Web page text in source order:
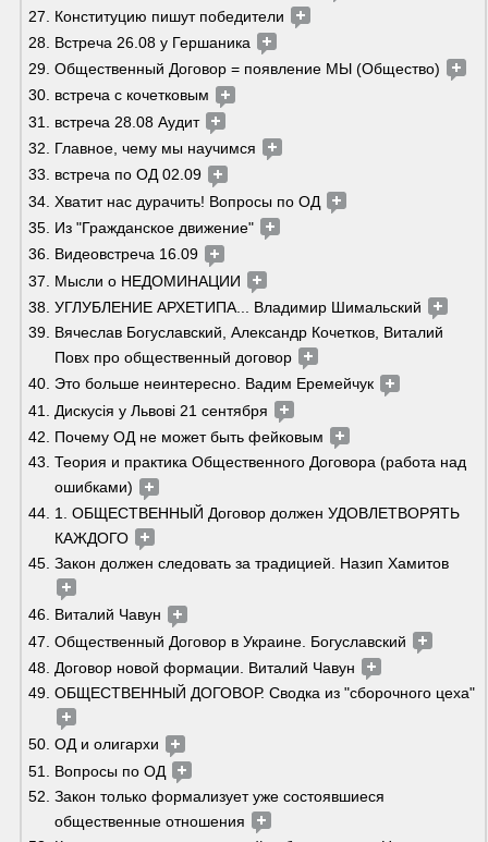
Конституцию пишут победители
Встреча 26.08 у Гершаника
Общественный Договор = появление МЫ (Общество)
встреча с кочетковым
встреча 28.08 Аудит
Главное, чему мы научимся
встреча по ОД 02.09
Хватит нас дурачить! Вопросы по ОД
Из "Гражданское движение"
Видеовстреча 16.09
Мысли о НЕДОМИНАЦИИ
УГЛУБЛЕНИЕ АРХЕТИПА... Владимир Шимальский
Вячеслав Богуславский, Александр Кочетков, Виталий
Повх про общественный договор
Это больше неинтересно. Вадим Еремейчук
Дискусія у Львові 21 сентября
Почему ОД не может быть фейковым
Теория и практика Общественного Договора (работа над
ошибками)
1. ОБЩЕСТВЕННЫЙ Договор должен УДОВЛЕТВОРЯТЬ
КАЖДОГО
Закон должен следовать за традицией. Назип Хамитов
Виталий Чавун
Общественный Договор в Украине. Богуславский
Договор новой формации. Виталий Чавун
ОД и олигархи
Вопросы по ОД
Закон только формализует уже состоявшиеся
общественные отношения